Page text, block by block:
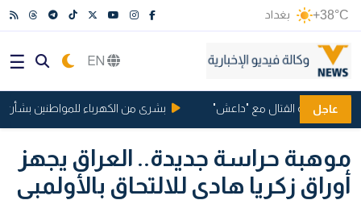
+38°C بغداد
عاجل
بتهمة القتال مع "داعش" بشرى من الكهرباء للمواطنين بشأن
موهبة حراسة جديدة.. العراق يجهز
أوراق زكريا هادي للالتحاق بالأولمبي